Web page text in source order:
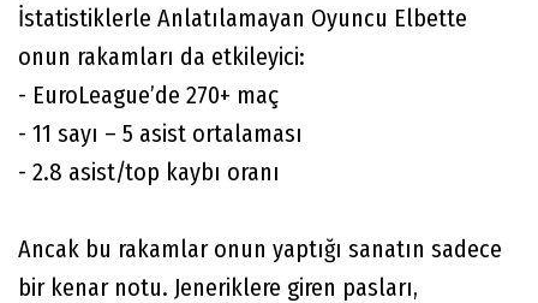
İstatistiklerle Anlatılamayan Oyuncu Elbette
onun rakamları da etkileyici:
- EuroLeague’de 270+ maç
- 11 sayı – 5 asist ortalaması
- 2.8 asist/top kaybı oranı
Ancak bu rakamlar onun yaptığı sanatın sadece
bir kenar notu. Jeneriklere giren pasları,